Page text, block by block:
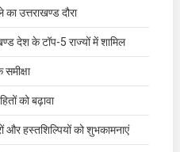
उत्तराखण्ड दौरा
देश के टॉप-5 राज्यों में शामिल
को बढ़ावा
और हस्तशिल्पियों को शुभकामनाएं